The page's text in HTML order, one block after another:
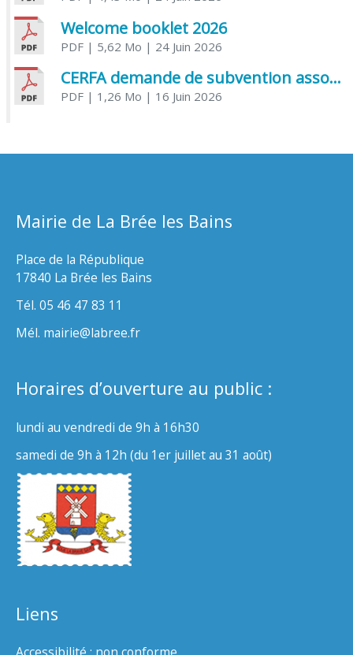
Welcome booklet 2026
PDF| 5,62 Mo | 24 Juin 2026
CERFA demande de subvention association
PDF| 1,26 Mo | 16 Juin 2026
Mairie de La Brée les Bains
Place de la République
17840 La Brée les Bains
Tél. 05 46 47 83 11
Mél. mairie@labree.fr
Horaires d’ouverture au public :
lundi au vendredi de 9h à 16h30
samedi de 9h à 12h (du 1er juillet au 31 août)
Liens